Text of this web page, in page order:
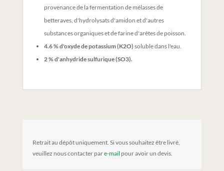
provenance de la fermentation de mélasses de
betteraves, d'hydrolysats d'amidon et d'autres
substances organiques et de farine d'arêtes de poisson.
4.6 % d'oxyde de potassium (K2O) soluble dans l'eau.
2 % d'anhydride sulfurique (SO3).
Retrait au dépôt uniquement. Si vous souhaitez être livré,
veuillez nous contacter pare-mail pour avoir un devis.